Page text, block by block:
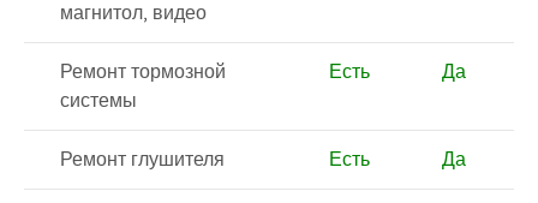
магнитол, видео
Ремонт тормозной
системы
Есть Да
Ремонт глушителя Есть Да